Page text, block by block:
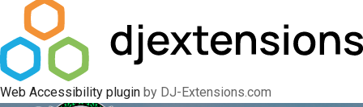
Web Accessibility plugin by DJ-Extensions.com